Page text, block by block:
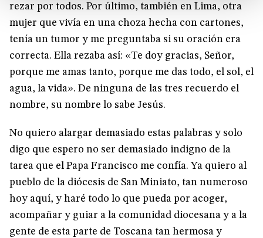
rezar por todos. Por último, también en Lima, otra
mujer que vivía en una choza hecha con cartones,
tenía un tumor y me preguntaba si su oración era
correcta. Ella rezaba así: «Te doy gracias, Señor,
porque me amas tanto, porque me das todo, el sol, el
agua, la vida». De ninguna de las tres recuerdo el
nombre, su nombre lo sabe Jesús.
No quiero alargar demasiado estas palabras y solo
digo que espero no ser demasiado indigno de la
tarea que el Papa Francisco me confía. Ya quiero al
pueblo de la diócesis de San Miniato, tan numeroso
hoy aquí, y haré todo lo que pueda por acoger,
acompañar y guiar a la comunidad diocesana y a la
gente de esta parte de Toscana tan hermosa y